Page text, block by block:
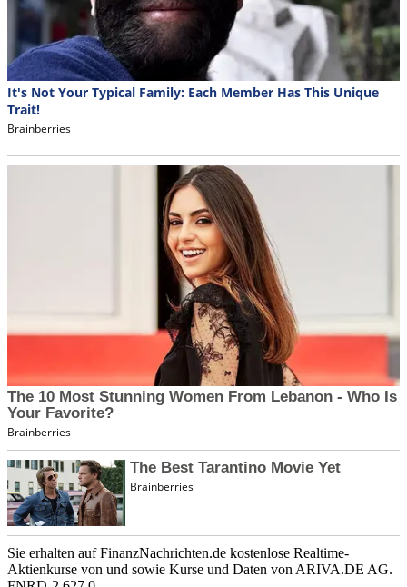
Sie erhalten auf FinanzNachrichten.de kostenlose Realtime-
Aktienkurse von und sowie Kurse und Daten von ARIVA.DE AG.